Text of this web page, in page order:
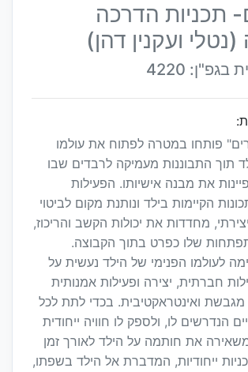
תכניות הדרכה
ועקנין דהן)
4220
פותחו במטרה לפתוח את עולמו
תוך התבוננות מעמיקה ‏לרבדים שבו
את מבנה אישיותו.‏ הפעילות
הקיימות בילד ונותנת מקום לביטוי
מחדדות ‏את יכולות הקשב והריכוז,
שלו כפרט בתוך הקבוצה.
לעולמו הפנימי של הילד נעשית על
חברתית, יצירה ‏ופעילות אמנותית
מגבשת ואינטראקטיבית.‏ בכדי לתת לכל
הנדרשים לו, ולספק לו חוויה ייחודית
את חותמה על הילד לאורך זמן
ייחודיות, המדברת אל הילד בשפתו,